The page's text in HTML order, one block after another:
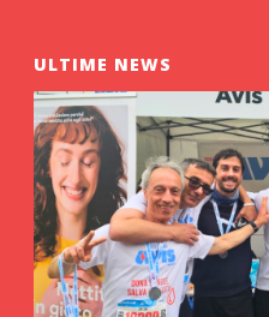
ULTIME NEWS